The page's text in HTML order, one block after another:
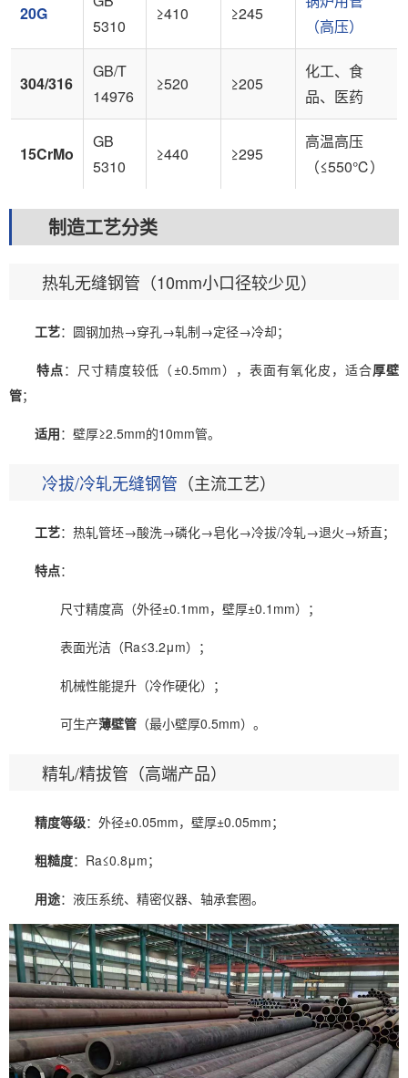
20G
5310
≥410 ≥245
（高压）
304/316
GB/T
14976
≥520 ≥205
化工、食
品、医药
15CrMo
GB
5310
≥440 ≥295
高温高压
（≤550℃）
制造工艺分类
热轧无缝钢管（10mm小口径较少见）
工艺：圆钢加热→穿孔→轧制→定径→冷却；
特点：尺寸精度较低（±0.5mm），表面有氧化皮，适合厚壁
管；
适用：壁厚≥2.5mm的10mm管。
冷拔/冷轧无缝钢管 （主流工艺）
工艺：热轧管坯→酸洗→磷化→皂化→冷拔/冷轧→退火→矫直；
特点：
尺寸精度高（外径±0.1mm，壁厚±0.1mm）；
表面光洁（Ra≤3.2μm）；
机械性能提升（冷作硬化）；
可生产薄壁管 （最小壁厚0.5mm）。
精轧/精拔管（高端产品）
精度等级：外径±0.05mm，壁厚±0.05mm；
粗糙度：Ra≤0.8μm；
用途：液压系统、精密仪器、轴承套圈。